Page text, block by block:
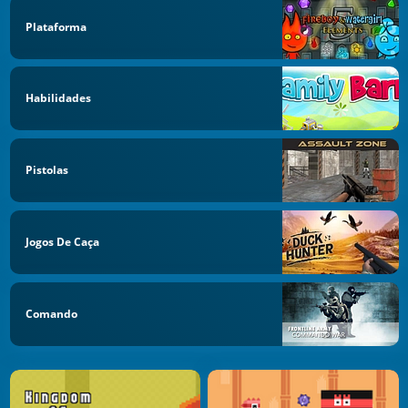
Plataforma
Habilidades
Pistolas
Jogos De Caça
Comando